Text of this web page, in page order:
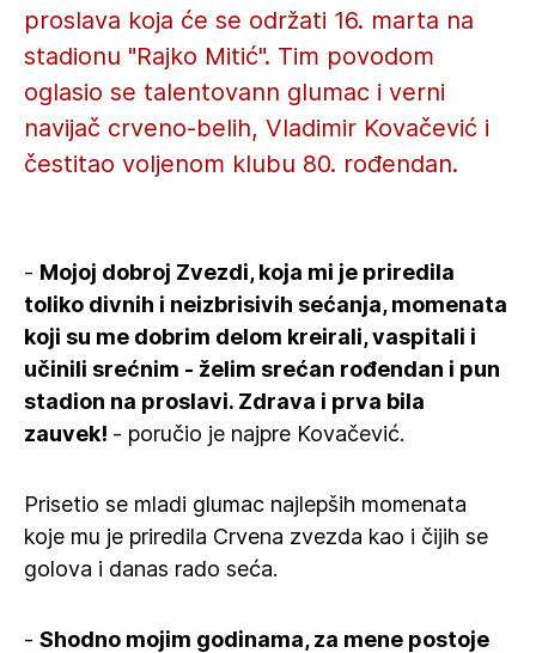
proslava koja će se održati 16. marta na
stadionu "Rajko Mitić". Tim povodom
oglasio se talentovann glumac i verni
navijač crveno-belih, Vladimir Kovačević i
čestitao voljenom klubu 80. rođendan.
- Mojoj dobroj Zvezdi, koja mi je priredila
toliko divnih i neizbrisivih sećanja, momenata
koji su me dobrim delom kreirali, vaspitali i
učinili srećnim - želim srećan rođendan i pun
stadion na proslavi. Zdrava i prva bila
zauvek! - poručio je najpre Kovačević.
Prisetio se mladi glumac najlepših momenata
koje mu je priredila Crvena zvezda kao i čijih se
golova i danas rado seća.
- Shodno mojim godinama, za mene postoje